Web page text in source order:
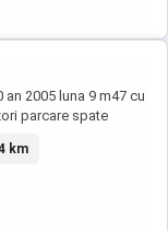
an 2005 luna 9 m47 cu
parcare spate
2 zone funcțională
se pot pune jante pe
multe detalii la
km